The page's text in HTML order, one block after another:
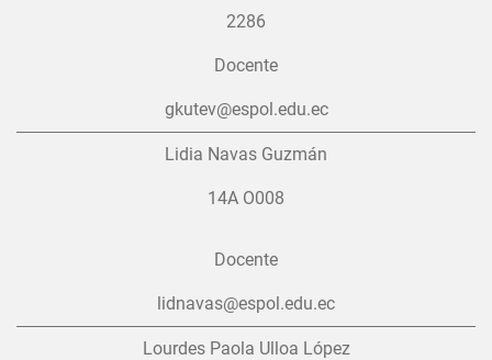
2286
Docente
gkutev@espol.edu.ec
Lidia Navas Guzmán
14A O008
Docente
lidnavas@espol.edu.ec
Lourdes Paola Ulloa López